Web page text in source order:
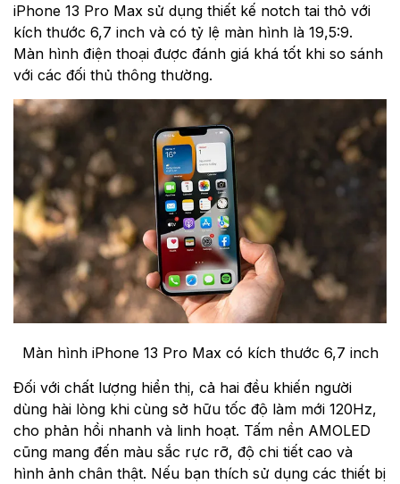
iPhone 13 Pro Max sử dụng thiết kế notch tai thỏ với
kích thước 6,7 inch và có tỷ lệ màn hình là 19,5:9.
Màn hình điện thoại được đánh giá khá tốt khi so sánh
với các đối thủ thông thường.
Màn hình iPhone 13 Pro Max có kích thước 6,7 inch
Đối với chất lượng hiển thị, cả hai đều khiến người
dùng hài lòng khi cùng sở hữu tốc độ làm mới 120Hz,
cho phản hồi nhanh và linh hoạt. Tấm nền AMOLED
cũng mang đến màu sắc rực rỡ, độ chi tiết cao và
hình ảnh chân thật. Nếu bạn thích sử dụng các thiết bị